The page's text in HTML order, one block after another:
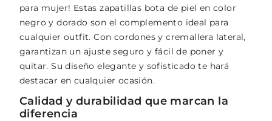
para mujer! Estas zapatillas bota de piel en color
negro y dorado son el complemento ideal para
cualquier outfit. Con cordones y cremallera lateral,
garantizan un ajuste seguro y fácil de poner y
quitar. Su diseño elegante y sofisticado te hará
destacar en cualquier ocasión.
Calidad y durabilidad que marcan la
diferencia